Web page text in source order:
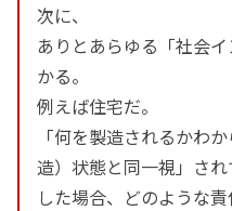
次に、
ありとあらゆる「社会
かる。
例えば住宅だ。
「何を製造されるかわ
造）状態と同一視」さ
した場合、どのような